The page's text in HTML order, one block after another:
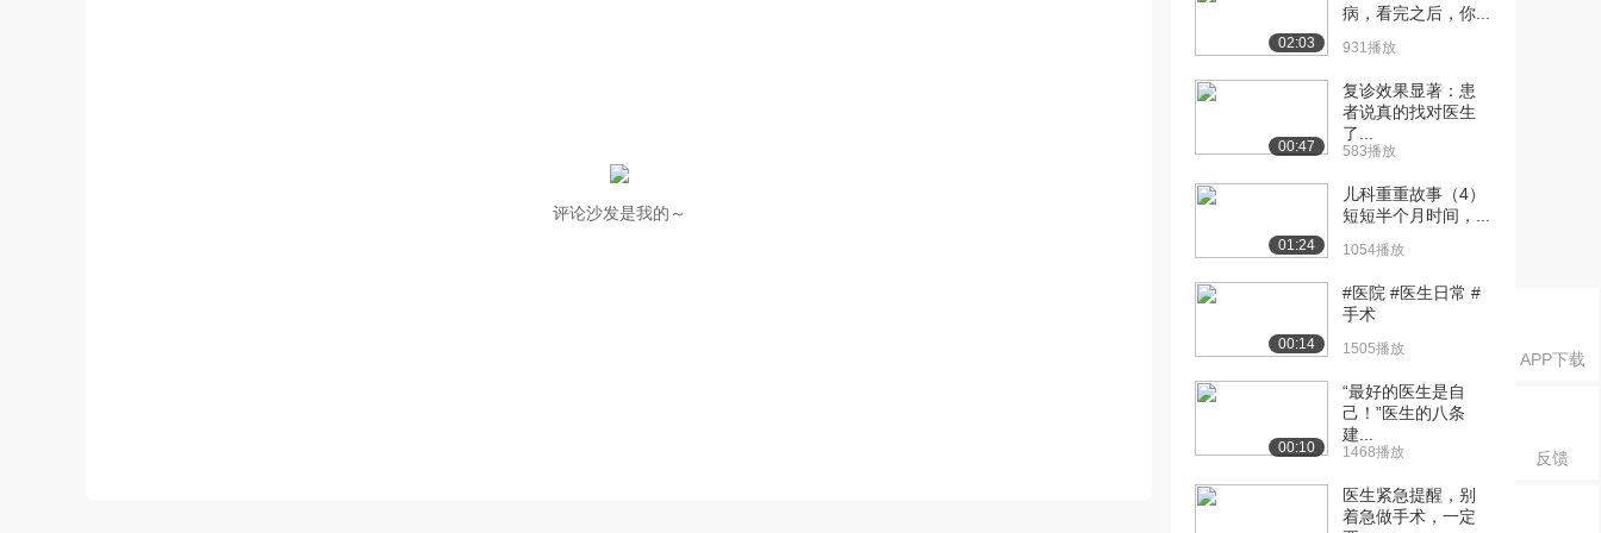
APP下载
反馈
评论沙发是我的～
02:03
病，看完之后，你...
931播放
00:47
复诊效果显著：患
者说真的找对医生
了...
583播放
01:24
儿科重重故事（4）
短短半个月时间，...
1054播放
00:14
#医院 #医生日常 #
手术
1505播放
00:10
“最好的医生是自
己！”医生的八条
建...
1468播放
医生紧急提醒，别
着急做手术，一定